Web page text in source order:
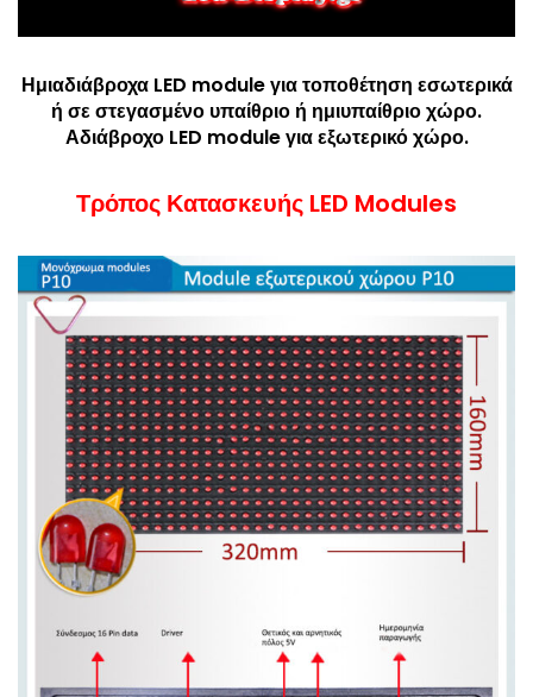
Ημιαδιάβροχα LED module για τοποθέτηση εσωτερικά
ή σε στεγασμένο υπαίθριο ή ημιυπαίθριο χώρο.
Αδιάβροχο LED module για εξωτερικό χώρο.
Τρόπος Κατασκευής LED Modules